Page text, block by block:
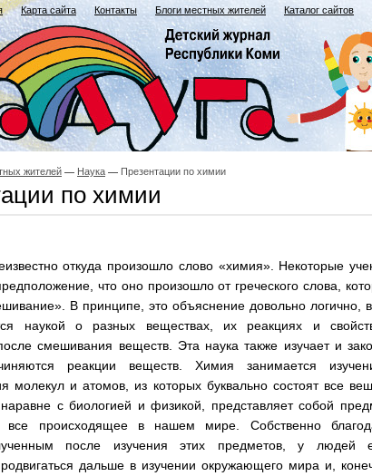
Карта сайта Контакты Блоги местных жителей Каталог сайтов
жителей Наука Презентации по химии
по химии
откуда произошло слово «химия». Некоторые
что оно произошло от греческого слова,
В принципе, это объяснение довольно логично,
наукой о разных веществах, их реакциях и
смешивания веществ. Эта наука также изучает и
реакции веществ. Химия занимается
молекул и атомов, из которых буквально состоят все
с биологией и физикой, представляет собой
все происходящее в нашем мире. Собственно
после изучения этих предметов, у людей
дальше в изучении окружающего мира и,